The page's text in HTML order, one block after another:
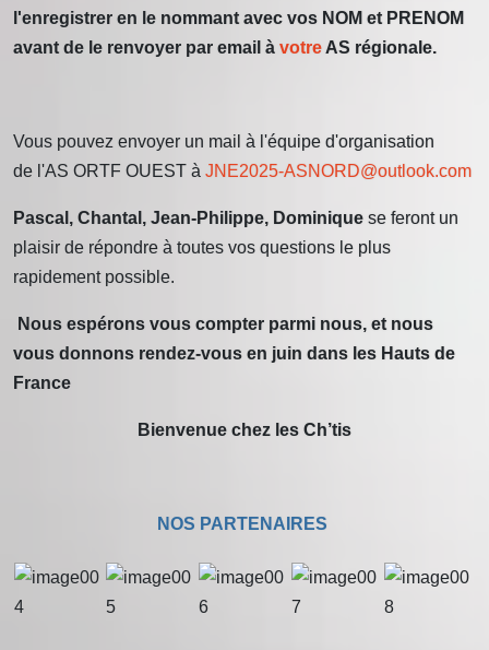
l'enregistrer en le nommant avec vos NOM et PRENOM
avant de le renvoyer par email à votreAS régionale.
Vous pouvez envoyer un mail à l'équipe d'organisation
de l'AS ORTF OUEST à JNE2025-ASNORD@outlook.com
Pascal, Chantal, Jean-Philippe, Dominique se feront un
plaisir de répondre à toutes vos questions le plus
rapidement possible.
Nous espérons vous compter parmi nous, et nous
vous donnons rendez-vous en juin dans les Hauts de
France
Bienvenue chez les Ch’tis
NOS PARTENAIRES